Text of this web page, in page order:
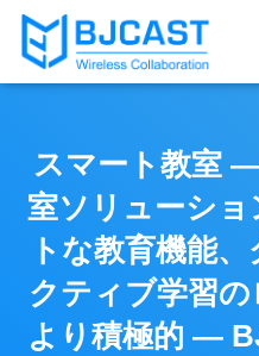
スマート教室
室ソリューシ
トな教育機能
クティブ学習の
より積極的 —